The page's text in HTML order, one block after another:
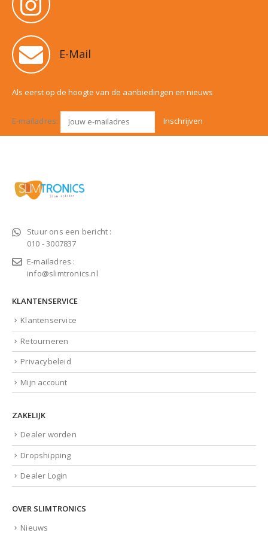
E-Mail
Als eerst op de hoogte van de aanbiedingen en nieuws
E-mailadres:
Stuur ons een bericht :
010 - 3007837
E-mailadres :
info@slimtronics.nl
KLANTENSERVICE
Klantenservice
Retourneren
Privacybeleid
Mijn account
ZAKELIJK
Dealer worden
Dropshipping
Dealer Login
OVER SLIMTRONICS
Nieuws